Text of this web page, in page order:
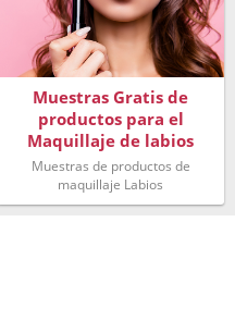
Muestras Gratis de
productos para el
Maquillaje de labios
Muestras de productos de
maquillaje Labios